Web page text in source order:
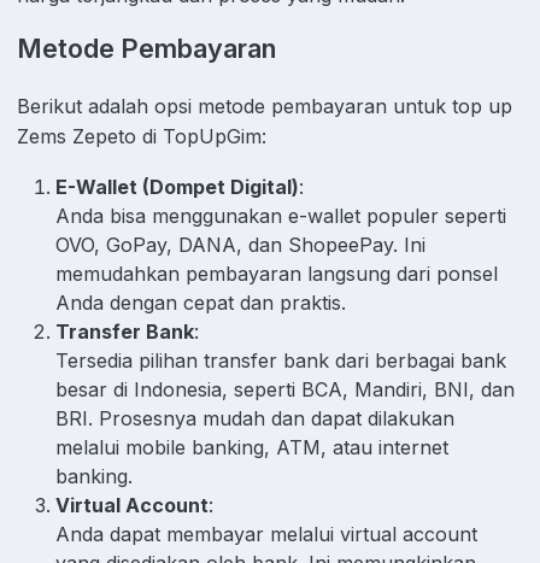
Metode Pembayaran
Berikut adalah opsi metode pembayaran untuk top up
Zems Zepeto di TopUpGim:
E-Wallet (Dompet Digital):
Anda bisa menggunakan e-wallet populer seperti
OVO, GoPay, DANA, dan ShopeePay. Ini
memudahkan pembayaran langsung dari ponsel
Anda dengan cepat dan praktis.
Transfer Bank:
Tersedia pilihan transfer bank dari berbagai bank
besar di Indonesia, seperti BCA, Mandiri, BNI, dan
BRI. Prosesnya mudah dan dapat dilakukan
melalui mobile banking, ATM, atau internet
banking.
Virtual Account:
Anda dapat membayar melalui virtual account